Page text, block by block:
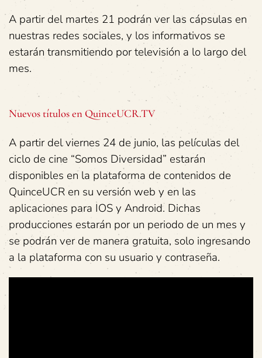
A partir del martes 21 podrán ver las cápsulas en
nuestras redes sociales, y los informativos se
estarán transmitiendo por televisión a lo largo del
mes.
Nuevos títulos en QuinceUCR.TV
A partir del viernes 24 de junio, las películas del
ciclo de cine “Somos Diversidad” estarán
disponibles en la plataforma de contenidos de
QuinceUCR en su versión web y en las
aplicaciones para IOS y Android. Dichas
producciones estarán por un periodo de un mes y
se podrán ver de manera gratuita, solo ingresando
a la plataforma con su usuario y contraseña.